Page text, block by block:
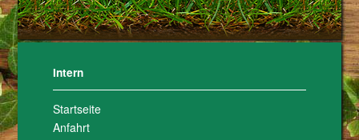
Intern
Startseite
Anfahrt